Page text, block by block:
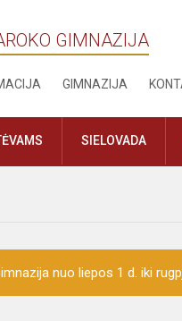
GIMNAZIJA
GIMNAZIJA
SIELOVADA
nuo liepos 1 d. iki